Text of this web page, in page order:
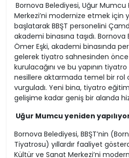
Bornova Belediyesi, Uğur
Merkezi’ni modernize etmek için
başlatarak BBŞT personelini
akademi binasına taşıdı. Bornova
Ömer Eşki, akademi binasında
gelerek tiyatro sahnesinden
kurulacağını ve bu yapının
nesillere aktarmada temel bir rol
vurguladı. Yeni bina, tiyatro
gelişime kadar geniş bir alanda
Uğur Mumcu yeniden
Bornova Belediyesi, BBŞT’nin
Tiyatrosu) yıllardır faaliyet
Kültür ve Sanat Merkezi’ni